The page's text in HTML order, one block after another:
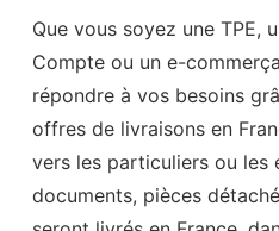
Que vous soyez une TPE,
Compte ou un e-
répondre à vos besoins
offres de livraisons en
vers les particuliers ou les
documents, pièces